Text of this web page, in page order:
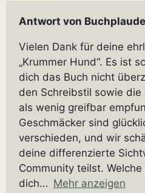
Antwort von
Vielen Dank für deine
„Krummer Hund“. Es ist
dich das Buch nicht
den Schreibstil sowie
als wenig greifbar
Geschmäcker sind
verschieden, und wir
deine differenzierte
Community teilst.
dich
Mehr anzeigen